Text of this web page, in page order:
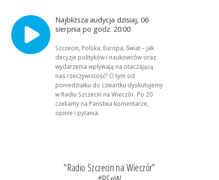
Najbliższa audycja dzisiaj, 06
sierpnia po godz. 20:00
Szczecin, Polska, Europa, Świat – jak
decyzje polityków i naukowców oraz
wydarzenia wpływają na otaczającą
nas rzeczywistość? O tym od
poniedziałku do czwartku dyskutujemy
w Radiu Szczecin na Wieczór. Po 20
czekamy na Państwa komentarze,
opinie i pytania.
"Radio Szczecin na Wieczór"